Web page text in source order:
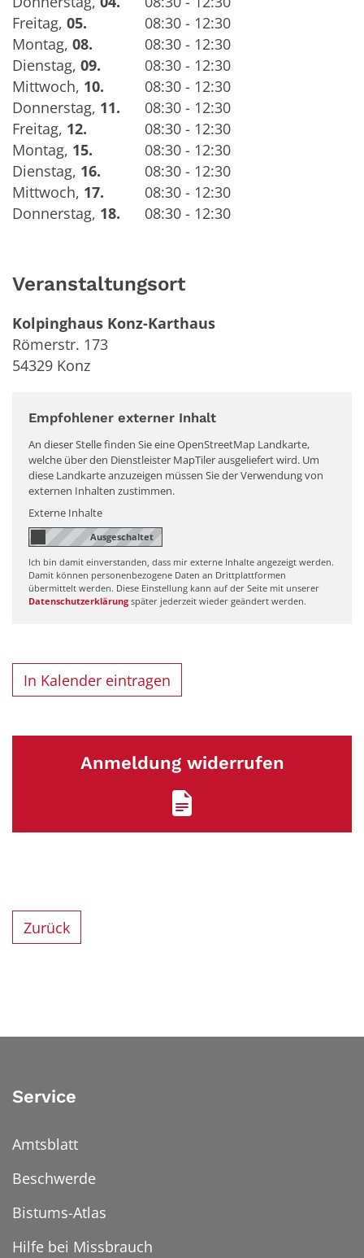
Freitag, 05.
08:30 - 12:30
Montag, 08.
08:30 - 12:30
Dienstag, 09.
08:30 - 12:30
Mittwoch, 10.
08:30 - 12:30
Donnerstag, 11.
08:30 - 12:30
Freitag, 12.
08:30 - 12:30
Montag, 15.
08:30 - 12:30
Dienstag, 16.
08:30 - 12:30
Mittwoch, 17.
08:30 - 12:30
Donnerstag, 18. 08:30 - 12:30
Veranstaltungsort
Kolpinghaus Konz-Karthaus
Römerstr. 173
54329 Konz
Empfohlener externer Inhalt
An dieser Stelle finden Sie eine OpenStreetMap Landkarte,
welche über den Dienstleister MapTiler ausgeliefert wird. Um
diese Landkarte anzuzeigen müssen Sie der Verwendung von
externen Inhalten zustimmen.
Externe Inhalte
Ich bin damit einverstanden, dass mir externe Inhalte angezeigt werden.
Damit können personenbezogene Daten an Drittplattformen
übermittelt werden. Diese Einstellung kann auf der Seite mit unserer
Datenschutzerklärung später jederzeit wieder geändert werden.
In Kalender eintragen
Anmeldung widerrufen
Zurück
Service
Amtsblatt
Beschwerde
Bistums-Atlas
Hilfe bei Missbrauch